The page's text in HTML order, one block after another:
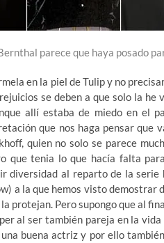
parece que haya posado
en la piel de Tulip y no
se deben a que solo la
allí estaba de miedo en el
que nos haga pensar que
quien no solo se parece
que tenia lo que hacía falta
diversidad al reparto de la
a la que hemos visto demostrar
protejan. Pero supongo que al
al ser también pareja en la
buena actriz y por ello